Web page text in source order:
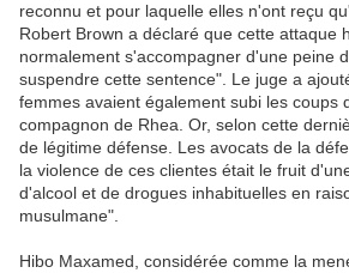
reconnu et pour laquelle elles n'ont reçu
Robert Brown a déclaré que cette attaque
normalement s'accompagner d'une peine
suspendre cette sentence". Le juge a
femmes avaient également subi les coups
compagnon de Rhea. Or, selon cette
de légitime défense. Les avocats de la
la violence de ces clientes était le fruit
d'alcool et de drogues inhabituelles en
musulmane".
Hibo Maxamed, considérée comme la